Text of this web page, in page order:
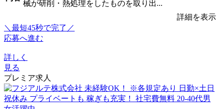
械が研削・熱処理をしたものを取り出...
詳細を表示
＼最短45秒で完了／
応募へ進む
詳しく
見る
プレミア求人